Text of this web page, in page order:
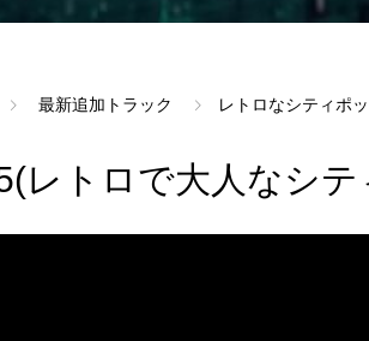
最新追加トラック レトロなシティポ
レトロで大人なシ